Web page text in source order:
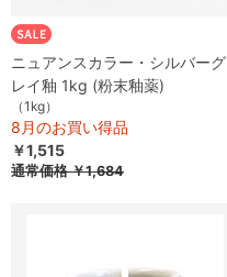
ニュアンスカラー・シルバーグ
レイ釉 1kg (粉末釉薬)
（1kg）
8月のお買い得品
￥1,515
通常価格￥1,684